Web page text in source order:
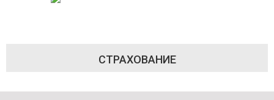
СТРАХОВАНИЕ